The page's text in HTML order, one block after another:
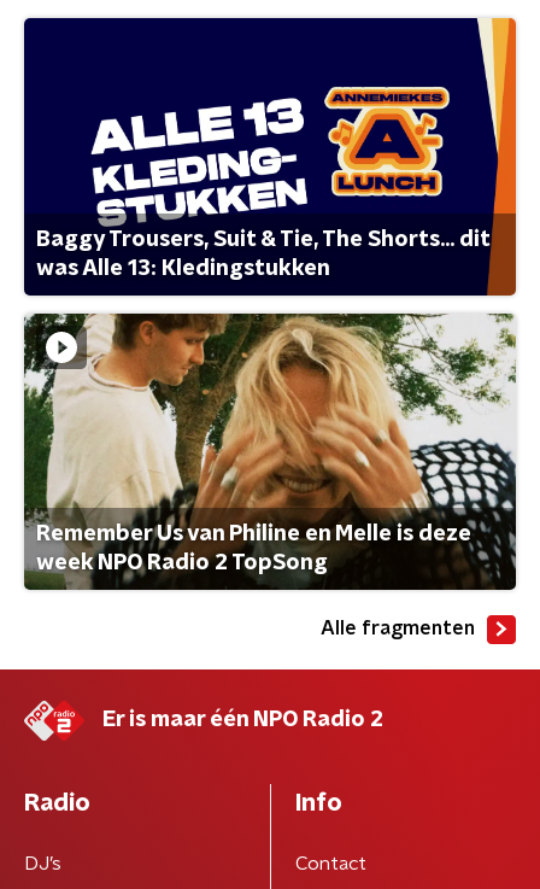
Baggy Trousers, Suit & Tie, The Shorts... dit
was Alle 13: Kledingstukken
Remember Us van Philine en Melle is deze
week NPO Radio 2 TopSong
Alle fragmenten
Er is maar één NPO Radio 2
Radio
DJ’s
Info
Contact